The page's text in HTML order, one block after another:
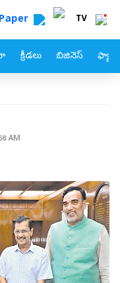
TV
క్రీడలు బిజినెస్
AM